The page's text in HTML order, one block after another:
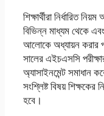
শিক্ষার্থীরা নির্ধারিত
বিভিন্ন মাধ্যম থেকে
আলোকে অধ্যায়ন করার
সালের এইচএসসি
অ্যাসাইনমেন্ট সমাধান
সংশ্লিষ্ট বিষয় শিক্ষকের
হবে।